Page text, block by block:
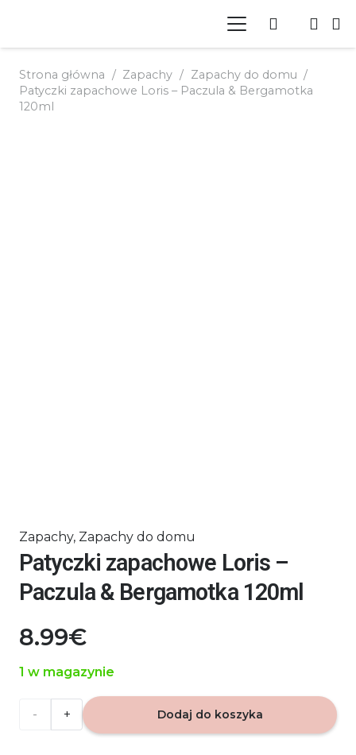
Strona główna / Zapachy / Zapachy do domu /
Patyczki zapachowe Loris – Paczula & Bergamotka
120ml
Zapachy, Zapachy do domu
Patyczki zapachowe Loris –
Paczula & Bergamotka 120ml
8.99€
1 w magazynie
ilość Dodaj do koszyka